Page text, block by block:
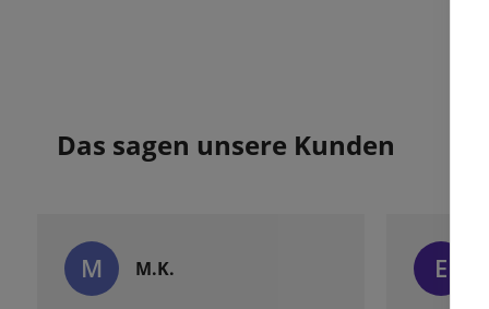
Das sagen unsere Kunden
M M.K. E